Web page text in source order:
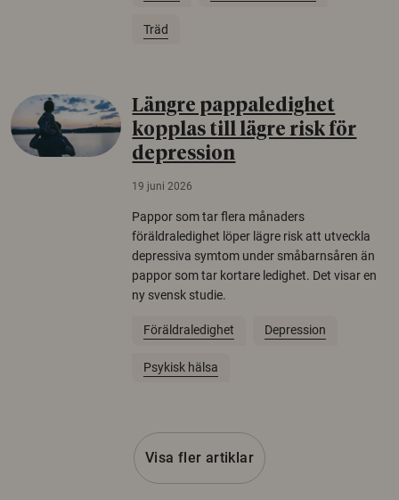
Träd
Längre pappaledighet
kopplas till lägre risk för
depression
19 juni 2026
Pappor som tar flera månaders
föräldraledighet löper lägre risk att utveckla
depressiva symtom under småbarnsåren än
pappor som tar kortare ledighet. Det visar en
ny svensk studie.
Föräldraledighet Depression
Psykisk hälsa
Visa fler artiklar